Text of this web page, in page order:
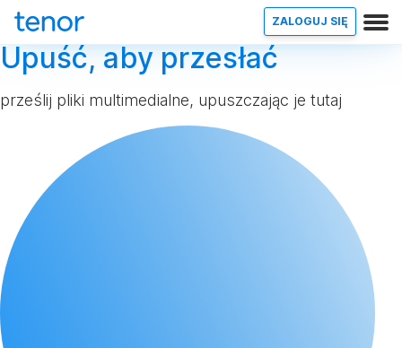
ZALOGUJ SIĘ
Upuść, aby przesłać
prześlij pliki multimedialne, upuszczając je tutaj